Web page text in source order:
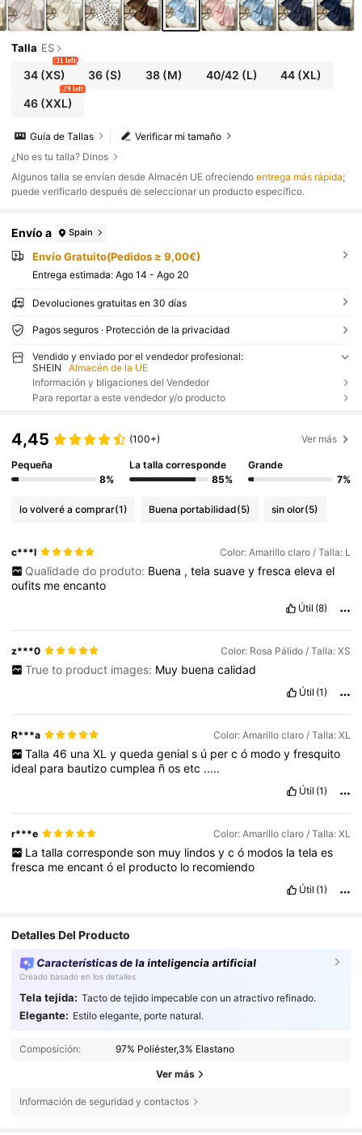
Talla ES
34(XS)
31 left
36 (S) 38(M) 40/42 (L) 44 (XL)
46(XXL)
29 left
Verificar mi tamaño
Guía de Tallas
¿No es tu talla? Dinos
​Algunos talla se envían desde Almacén UE ofreciendoentrega más rápida;
puede verificarlo después de seleccionar un producto específico.
Envío a Spain
Envío Gratuito(Pedidos ≥ 9,00€)
Entrega estimada: Ago 14 - Ago 20
Devoluciones gratuitas en 30 días
Pagos seguros · Protección de la privacidad
Vendido y enviado por el vendedor profesional:
SHEIN
Almacén de la UE
Información y bligaciones del Vendedor
Para reportar a este vendedor y/o producto
4,45 (100+) Ver más
Pequeña
8%
La talla corresponde
85%
Grande
7%
lo volveré a comprar(1) Buena portabilidad(5) sin olor(5)
c***l Color: Amarillo claro / Talla: L
Qualidade do produto: Buena , tela suave y fresca eleva el
oufits meencanto
Útil (8)
z***0 Color: Rosa Pálido / Talla: XS
True to product images: Muy buena calidad
Útil (1)
R***a Color: Amarillo claro / Talla: XL
Talla 46 una XL y queda genial s ú per c ó modo y fresquito
ideal para bautizocumplea ñosetc .....
Útil (1)
r***e Color: Amarillo claro / Talla: XL
La talla corresponde son muy lindos y c ó modos la tela es
fresca meencantóel producto lo recomiendo
Útil (1)
Detalles Del Producto
Características de la inteligencia artificial
Creado basado en los detalles
Tela tejida: Tacto de tejido impecable con un atractivo refinado.
Elegante: Estilo elegante, porte natural.
Composición: 97% Poliéster,3% Elastano
Ver más
Información de seguridad y contactos